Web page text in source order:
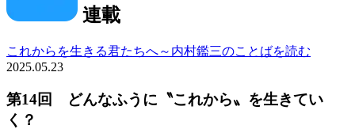
連載
これからを生きる君たちへ～内村鑑三のことばを読む
2025.05.23
第14回 どんなふうに〝これから〟を生きてい
く？